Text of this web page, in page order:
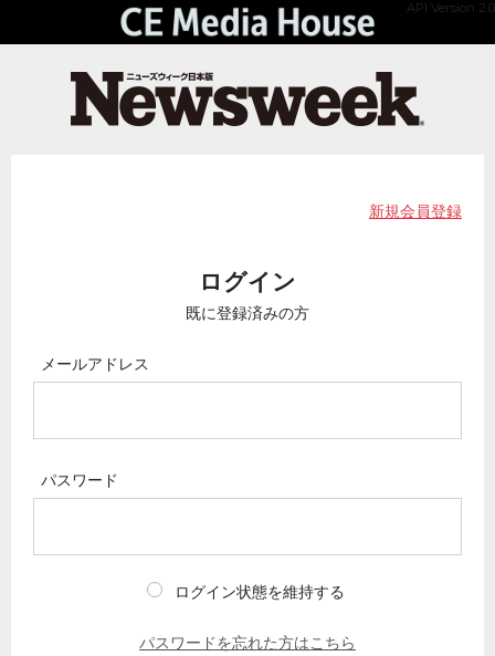
API Version 2.0
新規会員登録
ログイン
既に登録済みの方
メールアドレス
パスワード
ログイン状態を維持する
パスワードを忘れた方はこちら